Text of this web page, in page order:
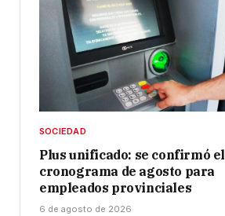
SOCIEDAD
Plus unificado: se confirmó el
cronograma de agosto para
empleados provinciales
6 de agosto de 2026